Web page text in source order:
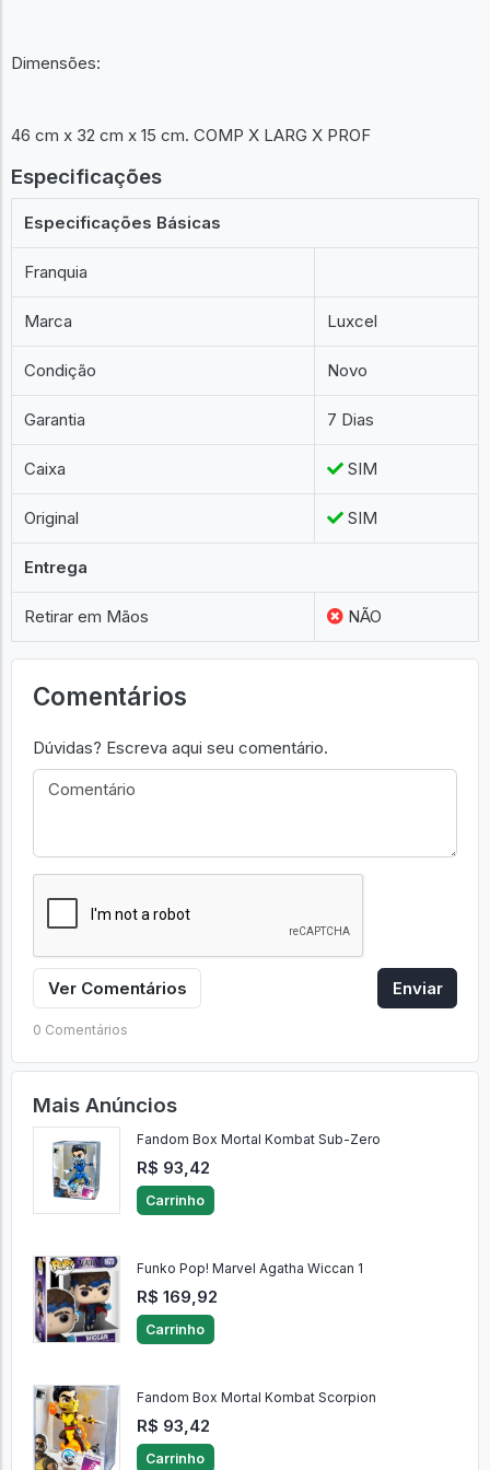
Dimensões:
46 cm x 32 cm x 15 cm. COMP X LARG X PROF
Especificações
Especificações Básicas
Franquia
Marca Luxcel
Condição Novo
Garantia 7 Dias
Caixa SIM
Original SIM
Entrega
Retirar em Mãos NÃO
Comentários
Dúvidas? Escreva aqui seu comentário.
Ver Comentários Enviar
0 Comentários
Mais Anúncios
Fandom Box Mortal Kombat Sub-Zero
R$ 93,42
Carrinho
Funko Pop! Marvel Agatha Wiccan 1
R$ 169,92
Carrinho
Fandom Box Mortal Kombat Scorpion
R$ 93,42
Carrinho